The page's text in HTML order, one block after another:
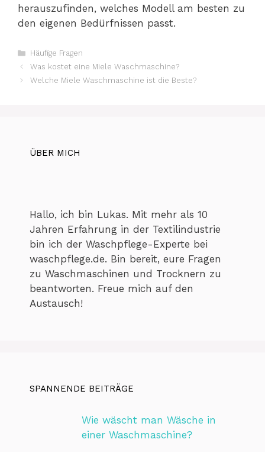
herauszufinden, welches Modell am besten zu
den eigenen Bedürfnissen passt.
Kategorien
Häufige Fragen
Was kostet eine Miele Waschmaschine?
Welche Miele Waschmaschine ist die Beste?
ÜBER MICH
Hallo, ich bin Lukas. Mit mehr als 10
Jahren Erfahrung in der Textilindustrie
bin ich der Waschpflege-Experte bei
waschpflege.de. Bin bereit, eure Fragen
zu Waschmaschinen und Trocknern zu
beantworten. Freue mich auf den
Austausch!
SPANNENDE BEITRÄGE
Wie wäscht man Wäsche in
einer Waschmaschine?